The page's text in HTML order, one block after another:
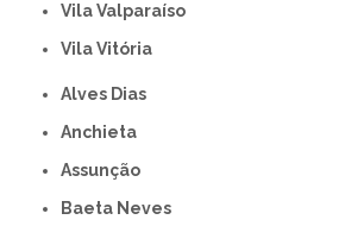
Vila Valparaíso
Vila Vitória
Alves Dias
Anchieta
Assunção
Baeta Neves